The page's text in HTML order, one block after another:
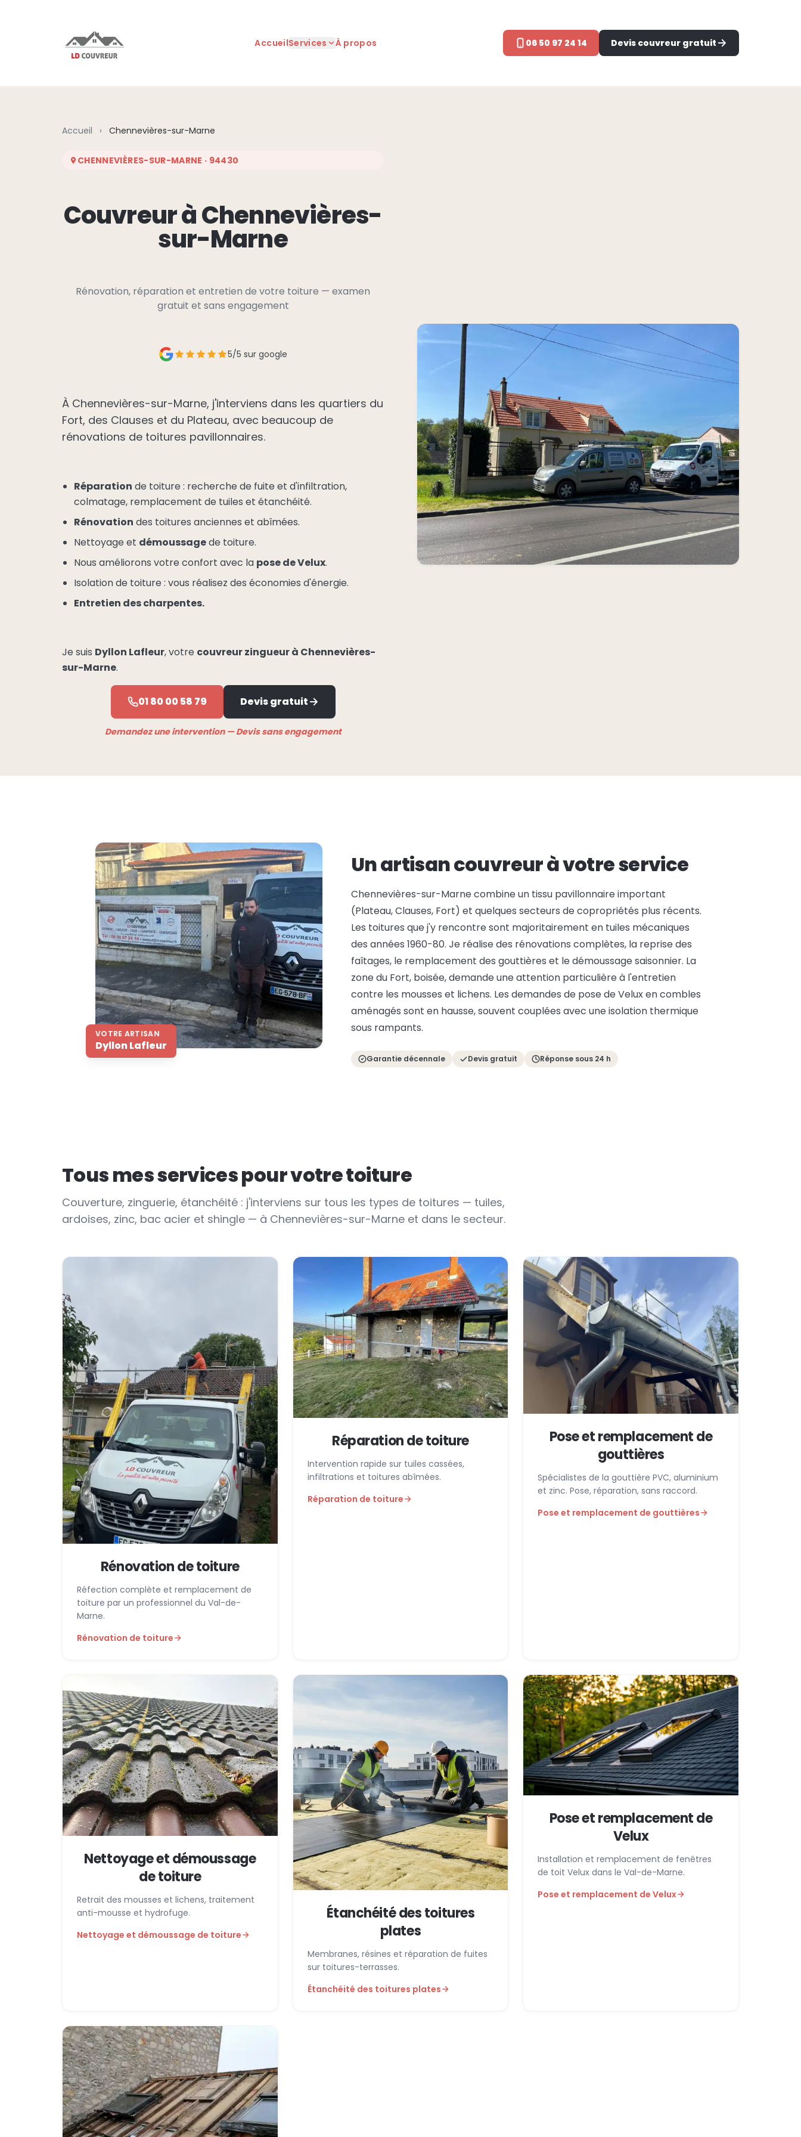
AccueilServices À propos 06 50 97 24 14 Devis couvreur gratuit
Accueil › Chennevières-sur-Marne
CHENNEVIÈRES-SUR-MARNE · 94430
Couvreur à Chennevières-
sur-Marne
Rénovation, réparation et entretien de votre toiture — examen
gratuit et sans engagement
5/5 sur google
À Chennevières-sur-Marne, j'interviens dans les quartiers du
Fort, des Clauses et du Plateau, avec beaucoup de
rénovations de toitures pavillonnaires.
Réparation de toiture : recherche de fuite et d'infiltration,
colmatage, remplacement de tuiles et étanchéité.
Rénovation des toitures anciennes et abîmées.
Nettoyage et démoussagede toiture.
Nous améliorons votre confort avec la pose de Velux.
Isolation de toiture : vous réalisez des économies d'énergie.
Entretien des charpentes.
Je suis Dyllon Lafleur, votre couvreur zingueur à Chennevières-
sur-Marne.
01 80 00 58 79 Devis gratuit
Demandez une intervention — Devis sans engagement
VOTRE ARTISAN
Dyllon Lafleur
Un artisan couvreur à votre service
Chennevières-sur-Marne combine un tissu pavillonnaire important
(Plateau, Clauses, Fort) et quelques secteurs de copropriétés plus récents.
Les toitures que j'y rencontre sont majoritairement en tuiles mécaniques
des années 1960-80. Je réalise des rénovations complètes, la reprise des
faîtages, le remplacement des gouttières et le démoussage saisonnier. La
zone du Fort, boisée, demande une attention particulière à l'entretien
contre les mousses et lichens. Les demandes de pose de Velux en combles
aménagés sont en hausse, souvent couplées avec une isolation thermique
sous rampants.
Garantie décennale Devis gratuit Réponse sous 24 h
Tous mes services pour votre toiture
Couverture, zinguerie, étanchéité : j'interviens sur tous les types de toitures — tuiles,
ardoises, zinc, bac acier et shingle — à Chennevières-sur-Marne et dans le secteur.
Rénovation de toiture
Réfection complète et remplacement de
toiture par un professionnel du Val-de-
Marne.
Rénovation de toiture
Réparation de toiture
Intervention rapide sur tuiles cassées,
infiltrations et toitures abîmées.
Réparation de toiture
Pose et remplacement de
gouttières
Spécialistes de la gouttière PVC, aluminium
et zinc. Pose, réparation, sans raccord.
Pose et remplacement de gouttières
Nettoyage et démoussage
de toiture
Retrait des mousses et lichens, traitement
anti-mousse et hydrofuge.
Nettoyage et démoussage de toiture
Étanchéité des toitures
plates
Membranes, résines et réparation de fuites
sur toitures-terrasses.
Étanchéité des toitures plates
Pose et remplacement de
Velux
Installation et remplacement de fenêtres
de toit Velux dans le Val-de-Marne.
Pose et remplacement de Velux